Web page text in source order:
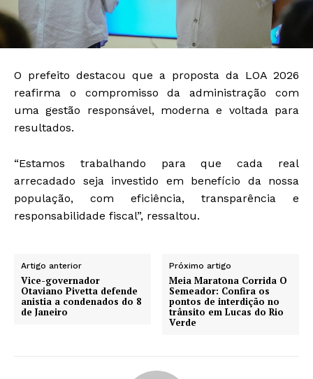
O prefeito destacou que a proposta da LOA 2026
reafirma o compromisso da administração com
uma gestão responsável, moderna e voltada para
resultados.
“Estamos trabalhando para que cada real
arrecadado seja investido em benefício da nossa
população, com eficiência, transparência e
responsabilidade fiscal”, ressaltou.
Artigo anterior
Vice-governador
Otaviano Pivetta defende
anistia a condenados do 8
de Janeiro
Próximo artigo
Meia Maratona Corrida O
Semeador: Confira os
pontos de interdição no
trânsito em Lucas do Rio
Verde